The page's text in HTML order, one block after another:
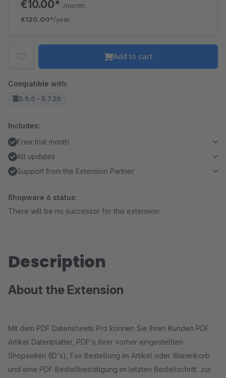
€10.00* /month
€120.00*/year
Add to cart
Compatible with:
5.5.0 - 5.7.20
Includes:
Free trial month
All updates
Support from the Extension Partner
Shopware 6 status:
There will be no successor for this extension
Description
About the Extension
Mit dem PDF Datensheets Pro können Sie Ihren Kunden PDF
Artikel Datenblätter, PDF's ihrer vorher eingestellten
Shopseiten (ID's), Fax Bestellung im Artikel oder Warenkorb
und eine PDF Bestellbestätigung im letzten Bestellschritt zur